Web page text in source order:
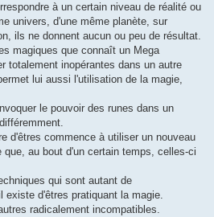
à un certain niveau de réalité ou
univers, d'une même planète, sur
ils ne donnent aucun ou peu de résultat.
magiques que connaît un Mega
totalement inopérantes dans un autre
lui aussi l'utilisation de la magie,
le pouvoir des runes dans un
d'êtres commence à utiliser un nouveau
au bout d'un certain temps, celles-ci
qui sont autant de
existe d'êtres pratiquant la magie.
radicalement incompatibles.